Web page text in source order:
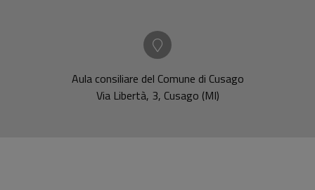
Aula consiliare del Comune di Cusago
Via Libertà, 3, Cusago (MI)